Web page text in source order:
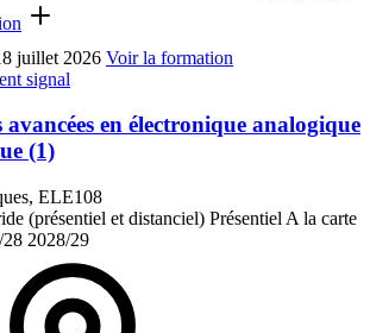
juillet 2026 Voir la formation
signal
avancées en électronique analogique
(1)
ELE108
(présentiel et distanciel) Présentiel A la carte
28 2028/29